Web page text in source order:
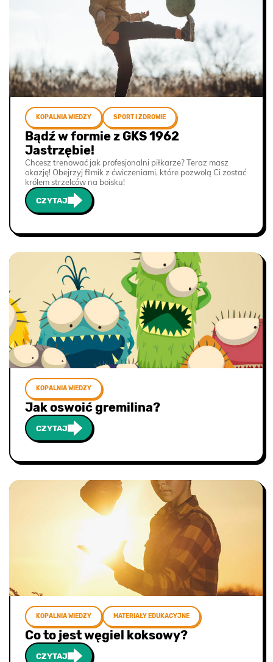
KOPALNIA WIEDZY SPORT I ZDROWIE
Bądź w formie z GKS 1962
Jastrzębie!
Chcesz trenować jak profesjonalni piłkarze? Teraz masz
okazję! Obejrzyj filmik z ćwiczeniami, które pozwolą Ci zostać
królem strzelców na boisku!
CZYTAJ
KOPALNIA WIEDZY
Jak oswoić gremilina?
CZYTAJ
KOPALNIA WIEDZY MATERIAŁY EDUKACYJNE
Co to jest węgiel koksowy?
CZYTAJ